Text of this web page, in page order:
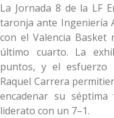
La Jornada 8 de la LF
taronja ante Ingeniería
con el Valencia
último cuarto. La
puntos, y el
Raquel Carrera
encadenar su
liderato con un 7–1.